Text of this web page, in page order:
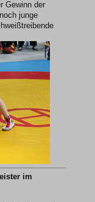
Gewinn der
junge
im